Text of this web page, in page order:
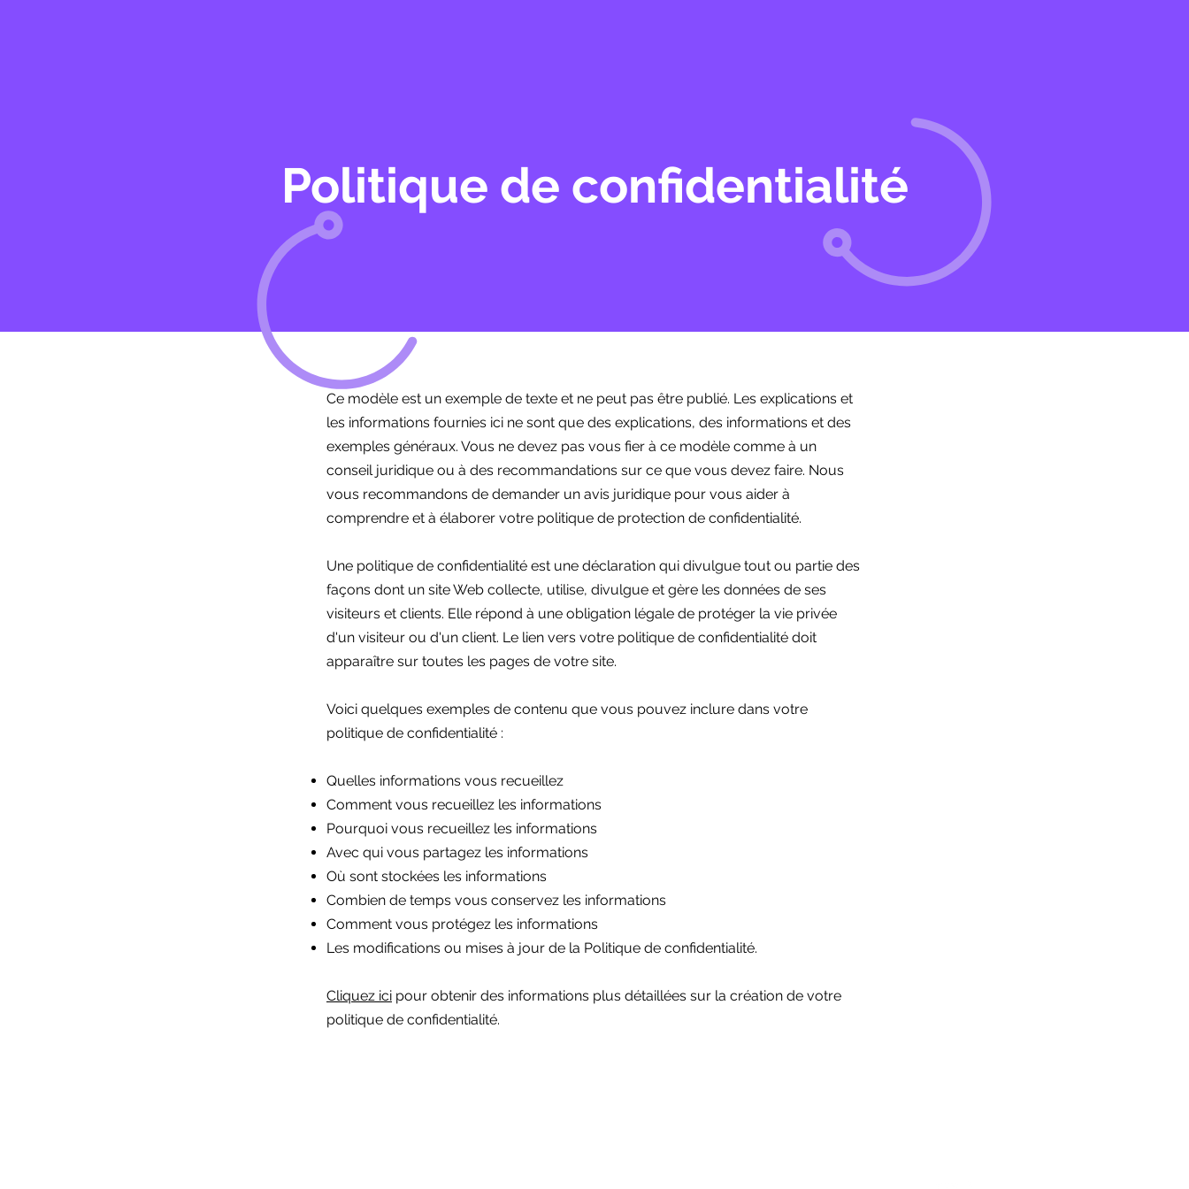
Politique de confidentialité
Ce modèle est un exemple de texte et ne peut pas être publié. Les explications et
les informations fournies ici ne sont que des explications, des informations et des
exemples généraux. Vous ne devez pas vous fier à ce modèle comme à un
conseil juridique ou à des recommandations sur ce que vous devez faire. Nous
vous recommandons de demander un avis juridique pour vous aider à
comprendre et à élaborer votre politique de protection de confidentialité.
Une politique de confidentialité est une déclaration qui divulgue tout ou partie des
façons dont un site Web collecte, utilise, divulgue et gère les données de ses
visiteurs et clients. Elle répond à une obligation légale de protéger la vie privée
d'un visiteur ou d'un client. Le lien vers votre politique de confidentialité doit
apparaître sur toutes les pages de votre site.
Voici quelques exemples de contenu que vous pouvez inclure dans votre
politique de confidentialité :
Quelles informations vous recueillez
Comment vous recueillez les informations
Pourquoi vous recueillez les informations
Avec qui vous partagez les informations
Où sont stockées les informations
Combien de temps vous conservez les informations
Comment vous protégez les informations
Les modifications ou mises à jour de la Politique de confidentialité.
Cliquez ici pour obtenir des informations plus détaillées sur la création de votre
politique de confidentialité.